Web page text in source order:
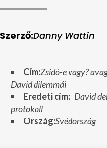
Szerző:Danny Wattin
Cím:Zsidó-e vagy?
David dilemmái
Eredeti cím: David
protokoll
Ország:Svédország